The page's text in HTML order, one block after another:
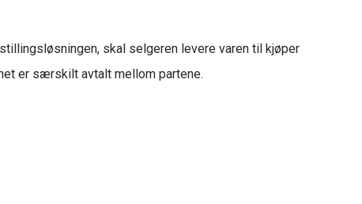
skal selgeren levere varen til kjøper
er særskilt avtalt mellom partene.